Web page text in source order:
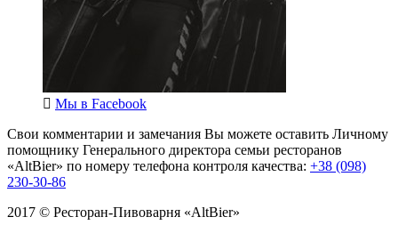
Мы в Facebook
Свои комментарии и замечания Вы можете оставить Личному
помощнику Генерального директора семьи ресторанов
«AltBier» по номеру телефона контроля качества: +38 (098)
230-30-86
2017 © Ресторан-Пивоварня «AltBier»